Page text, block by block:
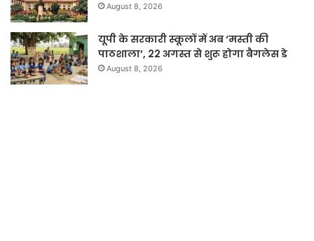
August 8, 2026
यूपी के सरकारी स्कूलों में अब ‘मस्ती की
पाठशाला’, 22 अगस्त से शुरू होगा बैगलेस डे
August 8, 2026